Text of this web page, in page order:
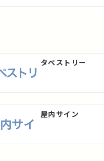
タペストリー
屋内サイン